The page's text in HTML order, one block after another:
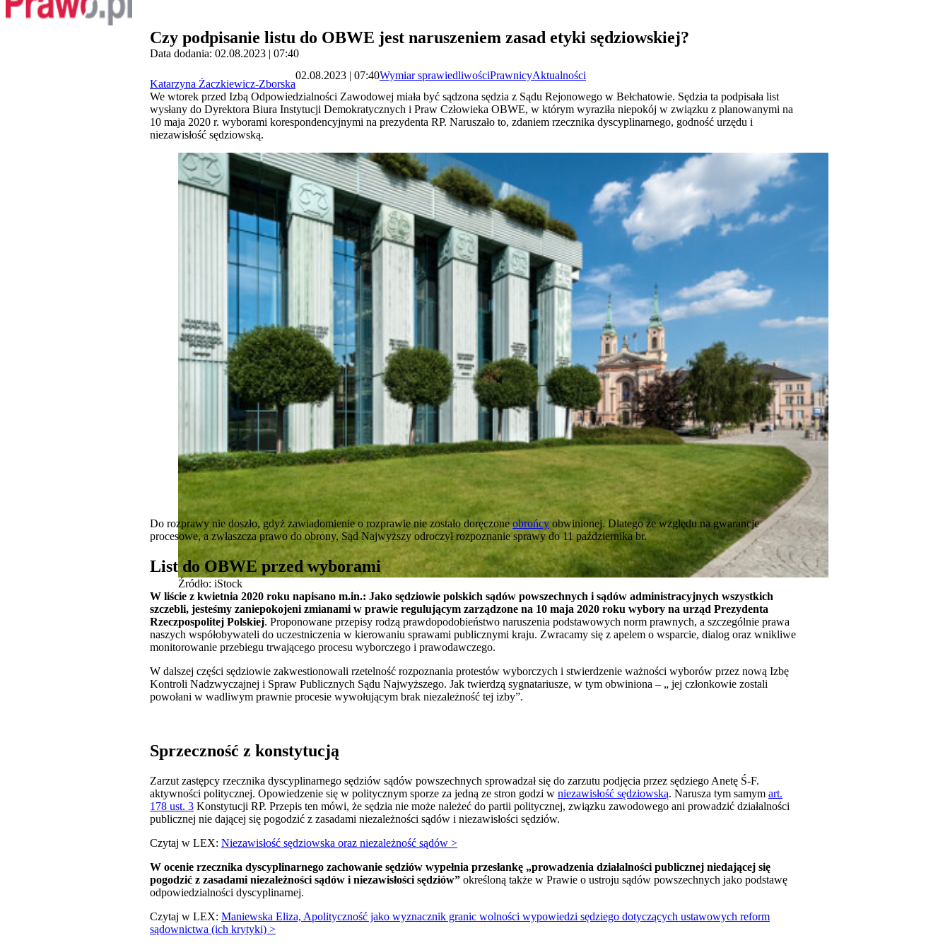
Czy podpisanie listu do OBWE jest naruszeniem zasad etyki sędziowskiej?
Data dodania: 02.08.2023 | 07:40
Katarzyna Żaczkiewicz-Zborska
02.08.2023 | 07:40Wymiar sprawiedliwościPrawnicyAktualności
We wtorek przed Izbą Odpowiedzialności Zawodowej miała być sądzona sędzia z Sądu Rejonowego w Bełchatowie. Sędzia ta podpisała list
wysłany do Dyrektora Biura Instytucji Demokratycznych i Praw Człowieka OBWE, w którym wyraziła niepokój w związku z planowanymi na
10 maja 2020 r. wyborami korespondencyjnymi na prezydenta RP. Naruszało to, zdaniem rzecznika dyscyplinarnego, godność urzędu i
niezawisłość sędziowską.
Źródło: iStock
Do rozprawy nie doszło, gdyż zawiadomienie o rozprawie nie zostało doręczone obrońcyobwinionej. Dlatego ze względu na gwarancje
procesowe, a zwłaszcza prawo do obrony, Sąd Najwyższy odroczył rozpoznanie sprawy do 11 października br.
List do OBWE przed wyborami
W liście z kwietnia 2020 roku napisano m.in.: Jako sędziowie polskich sądów powszechnych i sądów administracyjnych wszystkich
szczebli, jesteśmy zaniepokojeni zmianami w prawie regulującym zarządzone na 10 maja 2020 roku wybory na urząd Prezydenta
Rzeczpospolitej Polskiej. Proponowane przepisy rodzą prawdopodobieństwo naruszenia podstawowych norm prawnych, a szczególnie prawa
naszych współobywateli do uczestniczenia w kierowaniu sprawami publicznymi kraju. Zwracamy się z apelem o wsparcie, dialog oraz wnikliwe
monitorowanie przebiegu trwającego procesu wyborczego i prawodawczego.
W dalszej części sędziowie zakwestionowali rzetelność rozpoznania protestów wyborczych i stwierdzenie ważności wyborów przez nową Izbę
Kontroli Nadzwyczajnej i Spraw Publicznych Sądu Najwyższego. Jak twierdzą sygnatariusze, w tym obwiniona – „ jej członkowie zostali
powołani w wadliwym prawnie procesie wywołującym brak niezależność tej izby”.
Sprzeczność z konstytucją
Zarzut zastępcy rzecznika dyscyplinarnego sędziów sądów powszechnych sprowadzał się do zarzutu podjęcia przez sędziego Anetę Ś-F.
aktywności politycznej. Opowiedzenie się w politycznym sporze za jedną ze stron godzi w niezawisłość sędziowską. Narusza tym samym art.
178 ust. 3 Konstytucji RP. Przepis ten mówi, że sędzia nie może należeć do partii politycznej, związku zawodowego ani prowadzić działalności
publicznej nie dającej się pogodzić z zasadami niezależności sądów i niezawisłości sędziów.
Czytaj w LEX: Niezawisłość sędziowska oraz niezależność sądów >
W ocenie rzecznika dyscyplinarnego zachowanie sędziów wypełnia przesłankę „prowadzenia działalności publicznej niedającej się
pogodzić z zasadami niezależności sądów i niezawisłości sędziów” określoną także w Prawie o ustroju sądów powszechnych jako podstawę
odpowiedzialności dyscyplinarnej.
Czytaj w LEX: Maniewska Eliza, Apolityczność jako wyznacznik granic wolności wypowiedzi sędziego dotyczących ustawowych reform
sądownictwa (ich krytyki) >